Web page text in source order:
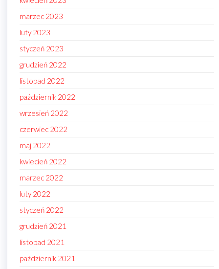
marzec 2023
luty 2023
styczeń 2023
grudzień 2022
listopad 2022
październik 2022
wrzesień 2022
czerwiec 2022
maj 2022
kwiecień 2022
marzec 2022
luty 2022
styczeń 2022
grudzień 2021
listopad 2021
październik 2021